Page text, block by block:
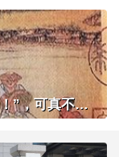
一粒中国稻米的万年答卷|这句“好吃！”，可真不简单